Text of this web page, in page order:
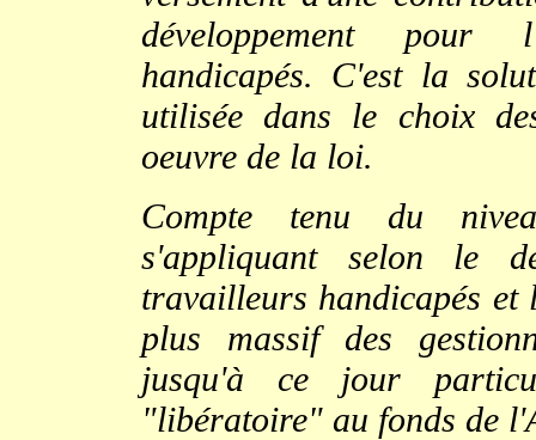
développement pour
handicapés. C'est la
utilisée dans le choix
oeuvre de la loi.
Compte tenu du
s'appliquant selon le
travailleurs handicapés
plus massif des
jusqu'à ce jour
"libératoire" au fonds de